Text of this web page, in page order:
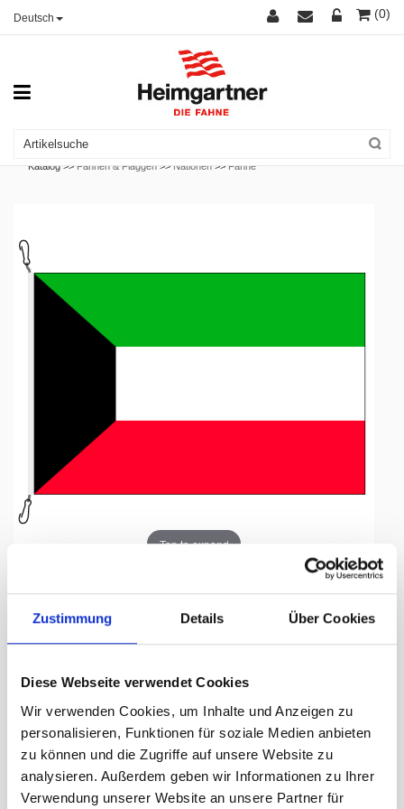
Zustimmung Details Über Cookies
Diese Webseite verwendet Cookies
Wir verwenden Cookies, um Inhalte und Anzeigen zu
personalisieren, Funktionen für soziale Medien anbieten
zu können und die Zugriffe auf unsere Website zu
analysieren. Außerdem geben wir Informationen zu Ihrer
Verwendung unserer Website an unsere Partner für
Deutsch (0)
Katalog >>Fahnen & Flaggen >>Nationen >>Fahne
Tap to expand
Kuwait, 200 x 300 cm
Lieferzeit Tage:ca. 5-7 Arbeitstage
318.00 CHF